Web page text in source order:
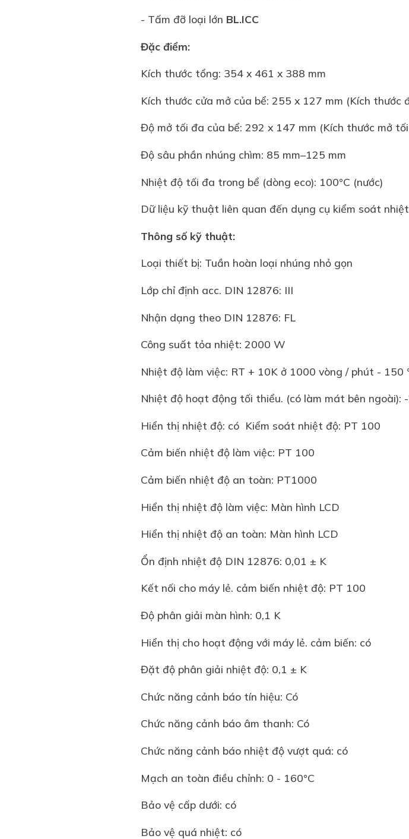
- Tấm đỡ loại lớn BL.ICC
Đặc điểm:
Kích thước tổng: 354 x 461 x 388 mm
Kích thước cửa mở của bể: 255 x 127 mm (Kích
Độ mở tối đa của bể: 292 x 147 mm (Kích thước mở
Độ sâu phần nhúng chìm: 85 mm–125 mm
Nhiệt độ tối đa trong bể (dòng eco): 100°C (nước)
Dữ liệu kỹ thuật liên quan đến dụng cụ kiểm soát
Thông số kỹ thuật:
Loại thiết bị: Tuần hoàn loại nhúng nhỏ gọn
Lớp chỉ định acc. DIN 12876: III
Nhận dạng theo DIN 12876: FL
Công suất tỏa nhiệt: 2000 W
Nhiệt độ làm việc: RT + 10K ở 1000 vòng / phút
Nhiệt độ hoạt động tối thiểu. (có làm mát bên
Hiển thị nhiệt độ: có Kiểm soát nhiệt độ: PT
Cảm biến nhiệt độ làm việc: PT 100
Cảm biến nhiệt độ an toàn: PT1000
Hiển thị nhiệt độ làm việc: Màn hình LCD
Hiển thị nhiệt độ an toàn: Màn hình LCD
Ổn định nhiệt độ DIN 12876: 0,01 ± K
Kết nối cho máy lẻ. cảm biến nhiệt độ: PT 100
Độ phân giải màn hình: 0,1 K
Hiển thị cho hoạt động với máy lẻ. cảm biến: có
Đặt độ phân giải nhiệt độ: 0,1 ± K
Chức năng cảnh báo tín hiệu: Có
Chức năng cảnh báo âm thanh: Có
Chức năng cảnh báo nhiệt độ vượt quá: có
Mạch an toàn điều chỉnh: 0 - 160°C
Bảo vệ cấp dưới: có
Bảo vệ quá nhiệt: có